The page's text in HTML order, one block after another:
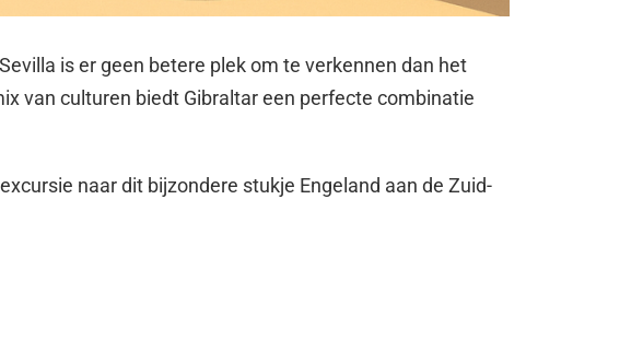
is er geen betere plek om te verkennen dan het
van culturen biedt Gibraltar een perfecte combinatie
naar dit bijzondere stukje Engeland aan de Zuid-